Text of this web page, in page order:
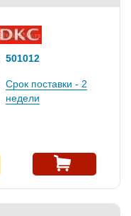
501012
Срок поставки - 2
недели